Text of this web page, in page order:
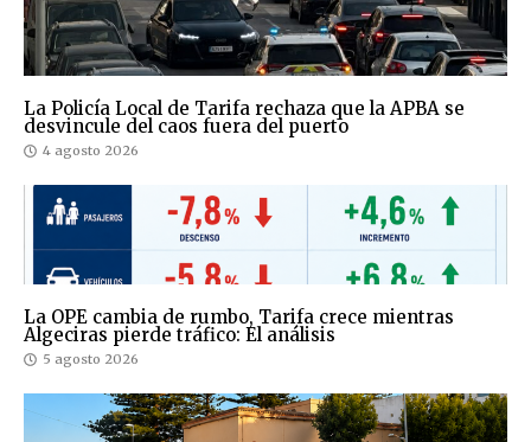
La Policía Local de Tarifa rechaza que la APBA se
desvincule del caos fuera del puerto
4 agosto 2026
La OPE cambia de rumbo, Tarifa crece mientras
Algeciras pierde tráfico: El análisis
5 agosto 2026